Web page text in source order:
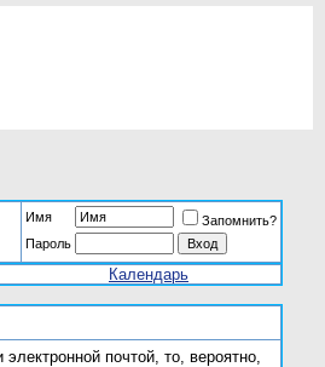
Имя
Запомнить?
Пароль
Календарь
почтой, то, вероятно,